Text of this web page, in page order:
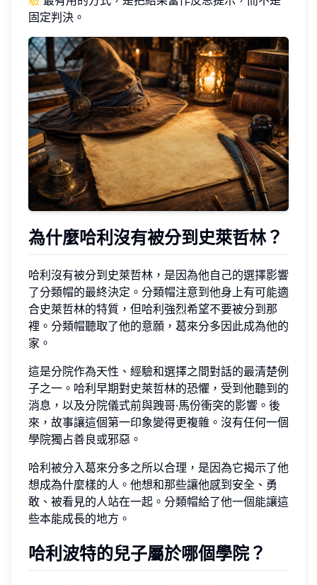
固定判決。
為什麼哈利沒有被分到史萊哲林？
哈利沒有被分到史萊哲林，是因為他自己的選擇影響
了分類帽的最終決定。分類帽注意到他身上有可能適
合史萊哲林的特質，但哈利強烈希望不要被分到那
裡。分類帽聽取了他的意願，葛來分多因此成為他的
家。
這是分院作為天性、經驗和選擇之間對話的最清楚例
子之一。哈利早期對史萊哲林的恐懼，受到他聽到的
消息，以及分院儀式前與跩哥·馬份衝突的影響。後
來，故事讓這個第一印象變得更複雜。沒有任何一個
學院獨占善良或邪惡。
哈利被分入葛來分多之所以合理，是因為它揭示了他
想成為什麼樣的人。他想和那些讓他感到安全、勇
敢、被看見的人站在一起。分類帽給了他一個能讓這
些本能成長的地方。
哈利波特的兒子屬於哪個學院？